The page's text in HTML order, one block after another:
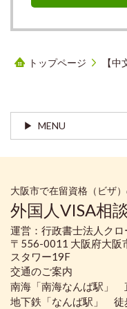
トップページ 【
MENU
大阪市で在留資格（ビザ
外国人VISA相
運営：行政書士法人ク
〒556-0011 大阪府大阪
スタワー19F
交通のご案内
南海「南海なんば駅」
地下鉄「なんば駅」 徒